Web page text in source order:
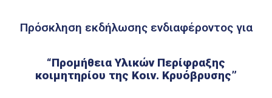
Πρόσκληση εκδήλωσης ενδιαφέροντος για
“Προμήθεια Υλικών Περίφραξης
κοιμητηρίου της Κοιν. Κρυόβρυσης”